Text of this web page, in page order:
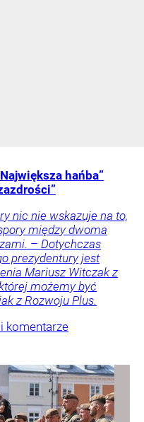
hańba”
nic nie wskazuje na to,
między dwoma
– Dotychczas
prezydentury jest
Mariusz Witczak z
możemy być
z Rozwoju Plus.
komentarze